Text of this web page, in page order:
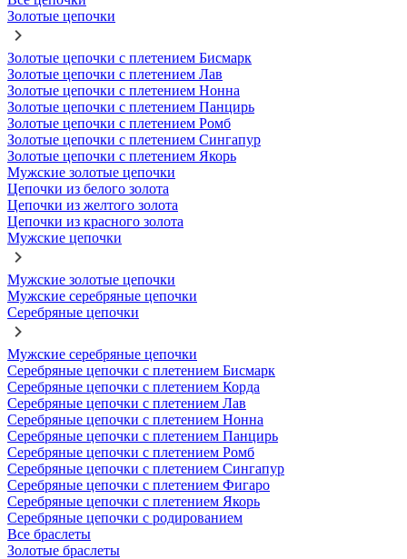
Золотые цепочки
Золотые цепочки с плетением Бисмарк
Золотые цепочки с плетением Лав
Золотые цепочки с плетением Нонна
Золотые цепочки с плетением Панцирь
Золотые цепочки с плетением Ромб
Золотые цепочки с плетением Сингапур
Золотые цепочки с плетением Якорь
Мужские золотые цепочки
Цепочки из белого золота
Цепочки из желтого золота
Цепочки из красного золота
Мужские цепочки
Мужские золотые цепочки
Мужские серебряные цепочки
Серебряные цепочки
Мужские серебряные цепочки
Серебряные цепочки с плетением Бисмарк
Серебряные цепочки с плетением Корда
Серебряные цепочки с плетением Лав
Серебряные цепочки с плетением Нонна
Серебряные цепочки с плетением Панцирь
Серебряные цепочки с плетением Ромб
Серебряные цепочки с плетением Сингапур
Серебряные цепочки с плетением Фигаро
Серебряные цепочки с плетением Якорь
Серебряные цепочки с родированием
Все браслеты
Золотые браслеты